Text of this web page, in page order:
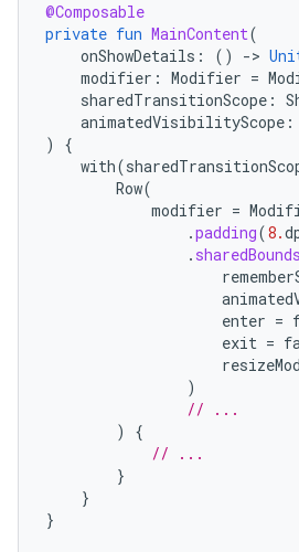
@Composable
private fun MainContent(
onShowDetails : () ->
modifier : Modifier =
sharedTransitionScope :
animatedVisibilityScope :
)
{
with(
Row(
modifier =
.padding(8.
. sharedBounds
enter =
exit =
)
// ...
)
{
// ...
}
}
}